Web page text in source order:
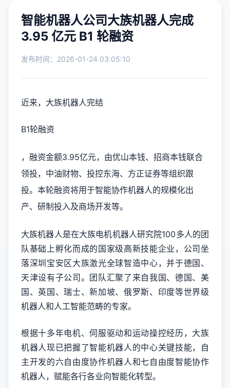
智能机器人公司大族机器人完成
3.95 亿元 B1 轮融资
发布时间：2026-01-24 03:05:10
近来，大族机器人完结
B1轮融资
，融资金额3.95亿元，由优山本钱、招商本钱联合
领投，中油财物、投控东海、方正证券等组织跟
投。本轮融资将用于智能协作机器人的规模化出
产、研制投入及商场开发等。
大族机器人是在大族电机机器人研究院100多人的团
队基础上孵化而成的国家级高新技能企业，公司坐
落深圳宝安区大族激光全球智造中心，并于德国、
天津设有子公司。团队汇聚了来自我国、德国、美
国、英国、瑞士、新加坡、俄罗斯、印度等世界级
机器人和人工智能范畴的专家。
根据十多年电机、伺服驱动和运动操控经历，大族
机器人现已把握了智能机器人的中心关键技能，自
主开发的六自由度协作机器人和七自由度智能协作
机器人，赋能各行各业向智能化转型。